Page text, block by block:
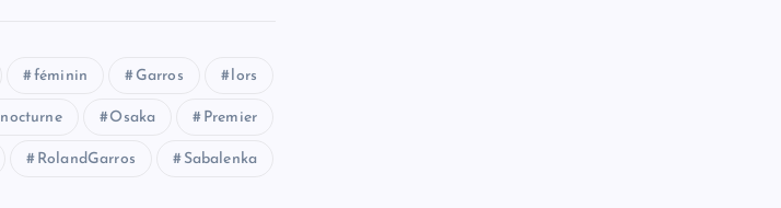
féminin Garros lors
nocturne Osaka Premier
RolandGarros Sabalenka